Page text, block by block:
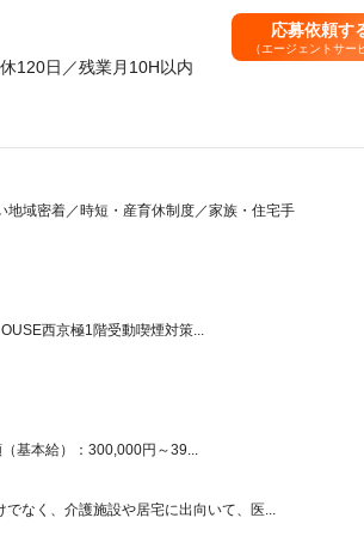
120日／残業月10H以内
応募依頼す
（エージェントサー
域密着／時短・産育休制度／家族・住宅手
西京極1階受動喫煙対策...
基本給）：300,000円～39...
なく、介護施設や居宅に出向いて、医...